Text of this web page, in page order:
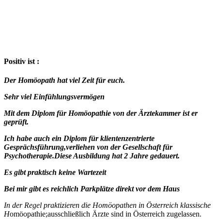
Positiv ist :
Der Homöopath hat viel Zeit für euch.
Sehr viel Einfühlungsvermögen
Mit dem Diplom für Homöopathie von der Ärztekammer ist er
geprüft.
Ich habe auch ein Diplom für klientenzentrierte
Gesprächsführung,verliehen von der Gesellschaft für
Psychotherapie.Diese Ausbildung hat 2 Jahre gedauert.
Es gibt praktisch keine Wartezeit
Bei mir gibt es reichlich Parkplätze direkt vor dem Haus
In der Regel praktizieren die Homöopathen in Österreich klassische
Homöopathie;ausschließlich Ärzte sind in Österreich zugelassen.